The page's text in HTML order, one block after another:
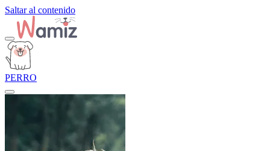
Saltar al contenido
PERRO